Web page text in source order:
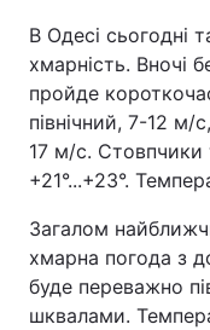
В Одесі сьогодні
хмарність. Вночі
пройде
північний, 7-12 м/
17 м/с. Стовпчики
+21°...+23°.
Загалом
хмарна погода з
буде переважно
шквалами.